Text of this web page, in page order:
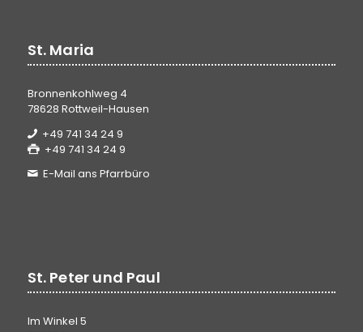
St. Maria
Bronnenkohlweg 4
78628 Rottweil-Hausen
+49 741 34 24 9
+49 741 34 24 9
E-Mail ans Pfarrbüro
St. Peter und Paul
Im Winkel 5